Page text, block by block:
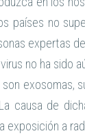
países no
expertas
no ha sido
exosomas,
causa de
exposición a